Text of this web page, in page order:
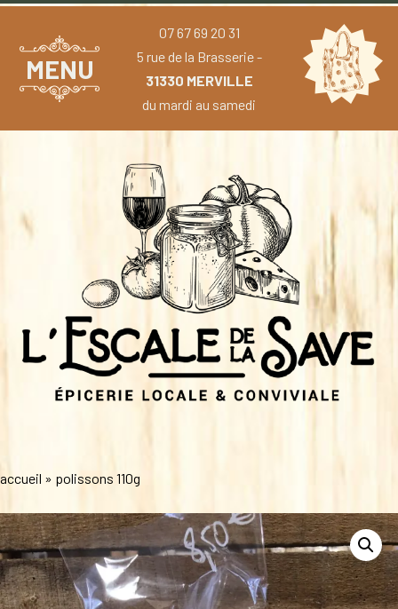
MENU
07 67 69 20 31
5 rue de la Brasserie -
31330 MERVILLE
du mardi au samedi
accueil » polissons 110g